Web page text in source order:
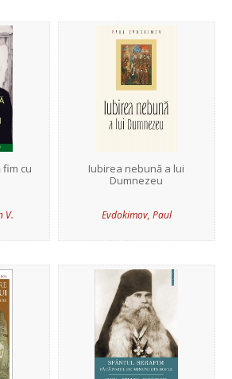
fim cu
V.
Iubirea nebună a lui
Dumnezeu
Evdokimov, Paul